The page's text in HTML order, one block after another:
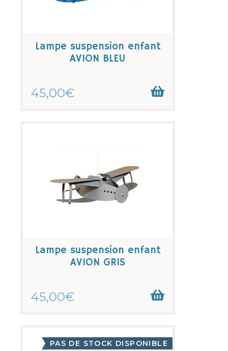
Lampe suspension enfant
AVION BLEU
45,00€
Lampe suspension enfant
AVION GRIS
45,00€
PAS DE STOCK DISPONIBLE